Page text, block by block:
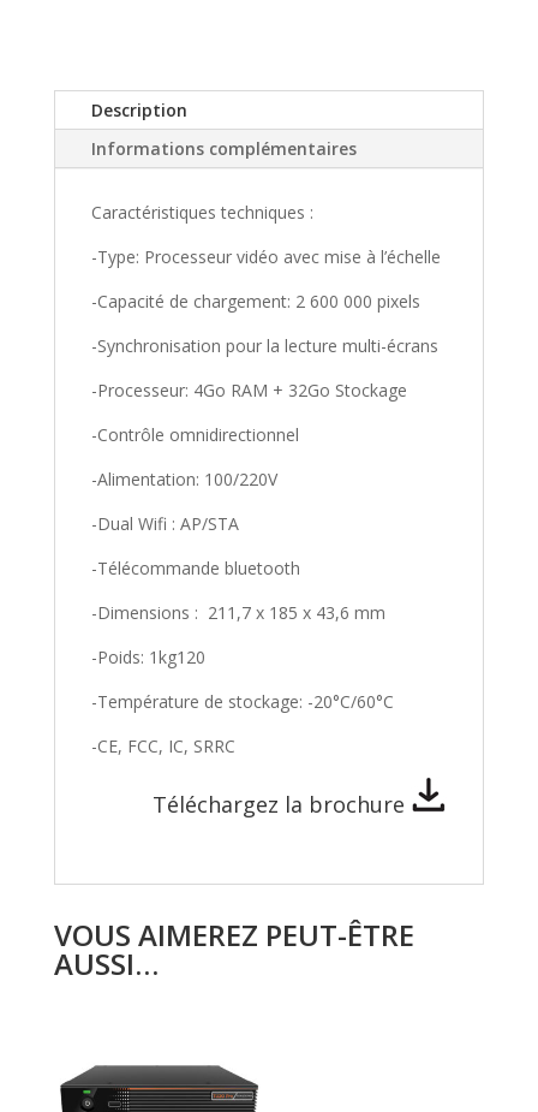
Description
Informations complémentaires
Caractéristiques techniques :
-Type: Processeur vidéo avec mise à l’échelle
-Capacité de chargement: 2 600 000 pixels
-Synchronisation pour la lecture multi-écrans
-Processeur: 4Go RAM + 32Go Stockage
-Contrôle omnidirectionnel
-Alimentation: 100/220V
-Dual Wifi : AP/STA
-Télécommande bluetooth
-Dimensions : 211,7 x 185 x 43,6 mm
-Poids: 1kg120
-Température de stockage: -20°C/60°C
-CE, FCC, IC, SRRC
Téléchargez la brochure
VOUS AIMEREZ PEUT-ÊTRE
AUSSI…